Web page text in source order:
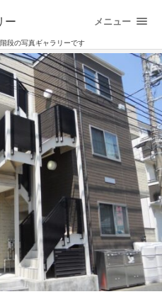
ー
段の写真ギャラリーです
メニュー